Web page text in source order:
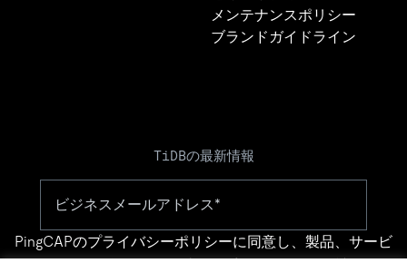
メンテナンスポリシー
ブランドガイドライン
TiDBの最新情報
PingCAPのプライバシーポリシーに同意し、製品、サービ